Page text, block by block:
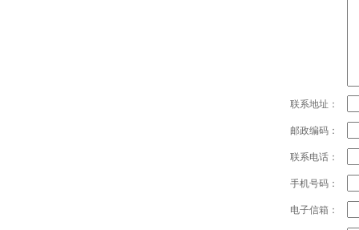
联系地址：
邮政编码：
联系电话：
手机号码：
电子信箱：